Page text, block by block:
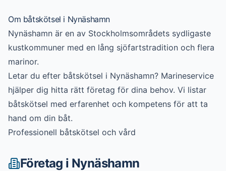
Om båtskötsel i Nynäshamn
Nynäshamn är en av Stockholmsområdets sydligaste
kustkommuner med en lång sjöfartstradition och flera
marinor.
Letar du efter båtskötsel i Nynäshamn? Marineservice
hjälper dig hitta rätt företag för dina behov. Vi listar
båtskötsel med erfarenhet och kompetens för att ta
hand om din båt.
Professionell båtskötsel och vård
Företag i Nynäshamn